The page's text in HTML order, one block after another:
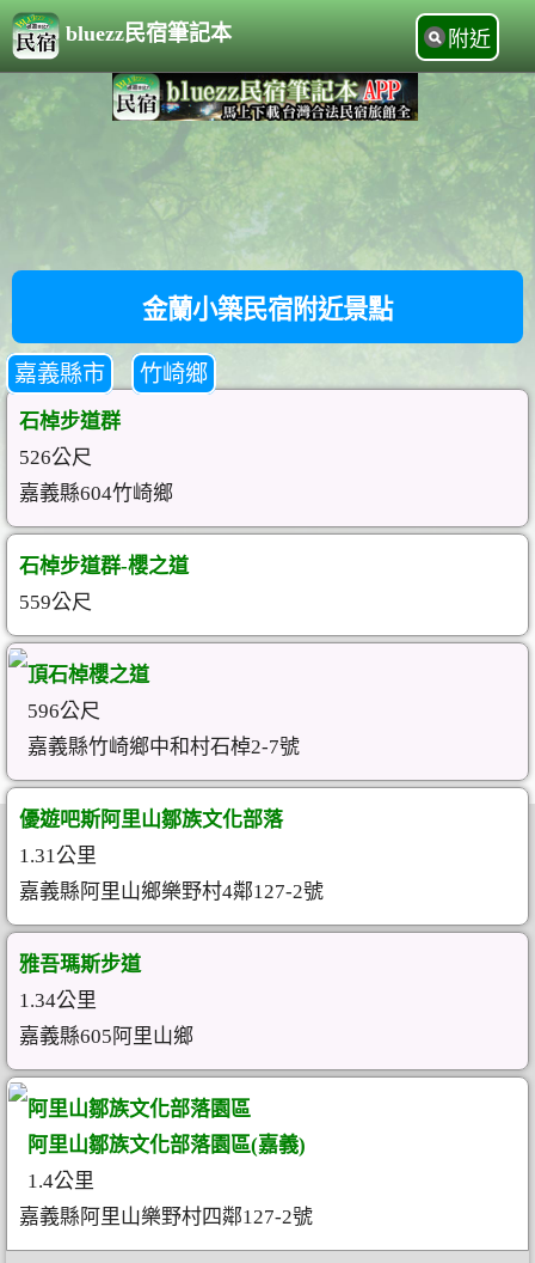
bluezz民宿筆記本 附近
金蘭小築民宿附近景點
嘉義縣市 竹崎鄉
石棹步道群
526公尺
嘉義縣604竹崎鄉
石棹步道群-櫻之道
559公尺
頂石棹櫻之道
596公尺
嘉義縣竹崎鄉中和村石棹2-7號
優遊吧斯阿里山鄒族文化部落
1.31公里
嘉義縣阿里山鄉樂野村4鄰127-2號
雅吾瑪斯步道
1.34公里
嘉義縣605阿里山鄉
阿里山鄒族文化部落園區
阿里山鄒族文化部落園區(嘉義)
1.4公里
嘉義縣阿里山樂野村四鄰127-2號